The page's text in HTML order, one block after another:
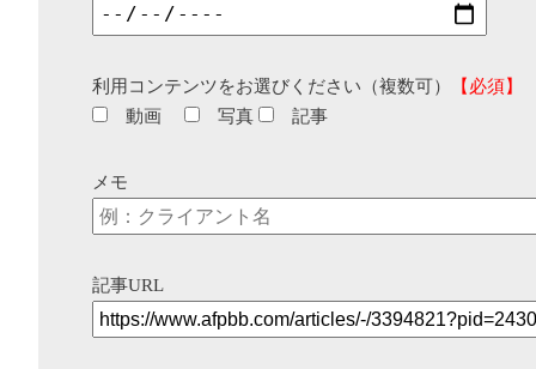
利用コンテンツをお選びください（複数可）
【必須】
動画
写真 記事
メモ
記事URL